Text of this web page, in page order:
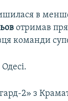
в
отримав
команди
2» з